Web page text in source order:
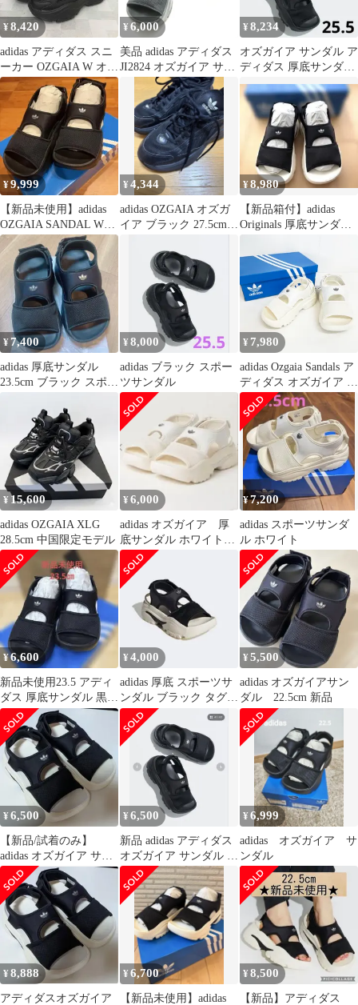
¥8,420
adidas アディダス スニ
ーカー OZGAIA W オズ
ガイア W IG6045 22cm
ブラック 美品
¥ 6,000
美品 adidas アディダス
JI2824 オズガイア サン
ダル 27.5cm 厚底 スポ
ーツサンダル ストラッ
プ レディース AD2299
¥8,234
オズガイア サンダル ア
ディダス 厚底サンダ
ル ブラック 25.5cm
¥9,999
【新品未使用】adidas
OZGAIA SANDAL W
24.5cm
¥4,344
adidas OZGAIA オズガ
イア ブラック 27.5cm
¥8,980
【新品箱付】adidas
Originals 厚底サンダ
¥7,400
adidas 厚底サンダル
23.5cm ブラック スポー
¥8,000
adidas ブラック スポー
ツサンダル
¥ 7,980
adidas Ozgaia Sandals ア
ディダス オズガイア サ
ンダル 厚底 JI2822
23.5cm Ks6-54
¥ 15,600
adidas OZGAIA XLG
28.5cm 中国限定モデル
¥6,000
adidas オズガイア 厚
底サンダル ホワイト
23.5㎝
¥7,200
adidas スポーツサンダ
ル ホワイト
¥6,600
新品未使用23.5 アディ
ダス 厚底サンダル 黒
軽量 オズガイア adidas
¥4,000
adidas 厚底 スポーツサ
ンダル ブラック タグ付
き
¥5,500
adidas オズガイアサン
ダル 22.5cm 新品
¥6,500
【新品/試着のみ】
adidas オズガイア サン
ダル 22.5cm
¥6,500
新品 adidas アディダス
オズガイア サンダル ブ
ラック 22.5
¥6,999
adidas オズガイア サ
ンダル
¥8,888
アディダスオズガイア
¥6,700
【新品未使用】adidas
¥8,500
【新品】アディダス